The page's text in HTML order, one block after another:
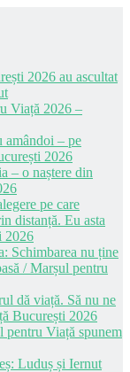
2026 au ascultat
Viață 2026 –
amândoi – pe
2026
– o naștere din
pe care
distanță. Eu asta
2026
Schimbarea nu ține
/ Marșul pentru
dă viață. Să nu ne
București 2026
pentru Viață spunem
Luduș și Iernut